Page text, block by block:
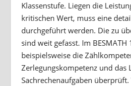
Klassenstufe. Liegen die
kritischen Wert, muss eine
durchgeführt werden. Die zu
sind weit gefasst. Im BESMATH
beispielsweise die
Zerlegungskompetenz und das
Sachrechenaufgaben